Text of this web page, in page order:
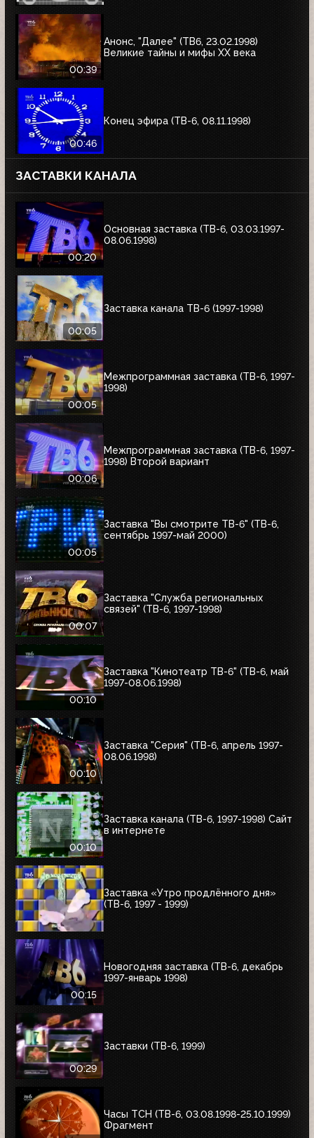
00:39
Анонс, "Далее" (ТВ6, 23.02.1998)
Великие тайны и мифы XX века
00:46
Конец эфира (ТВ-6, 08.11.1998)
ЗАСТАВКИ КАНАЛА
00:20
Основная заставка (ТВ-6, 03.03.1997-
08.06.1998)
00:05
Заставка канала ТВ-6 (1997-1998)
00:05
Межпрограммная заставка (ТВ-6, 1997-
1998)
00:06
Межпрограммная заставка (ТВ-6, 1997-
1998) Второй вариант
00:05
Заставка "Вы смотрите ТВ-6" (ТВ-6,
сентябрь 1997-май 2000)
00:07
Заставка "Служба региональных
связей" (ТВ-6, 1997-1998)
00:10
Заставка "Кинотеатр ТВ-6" (ТВ-6, май
1997-08.06.1998)
00:10
Заставка "Серия" (ТВ-6, апрель 1997-
08.06.1998)
00:10
Заставка канала (ТВ-6, 1997-1998) Сайт
в интернете
Заставка «Утро продлённого дня»
(ТВ-6, 1997 - 1999)
00:15
Новогодняя заставка (ТВ-6, декабрь
1997-январь 1998)
00:29
Заставки (ТВ-6, 1999)
Часы ТСН (ТВ-6, 03.08.1998-25.10.1999)
Фрагмент